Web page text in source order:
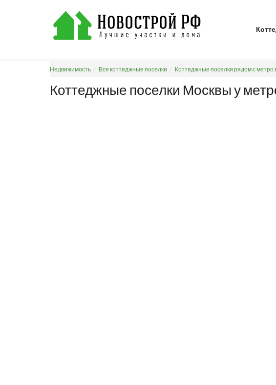
Недвижимость Все коттеджные поселки Коттеджные поселки рядом с метро
Коттеджные поселки Москвы у